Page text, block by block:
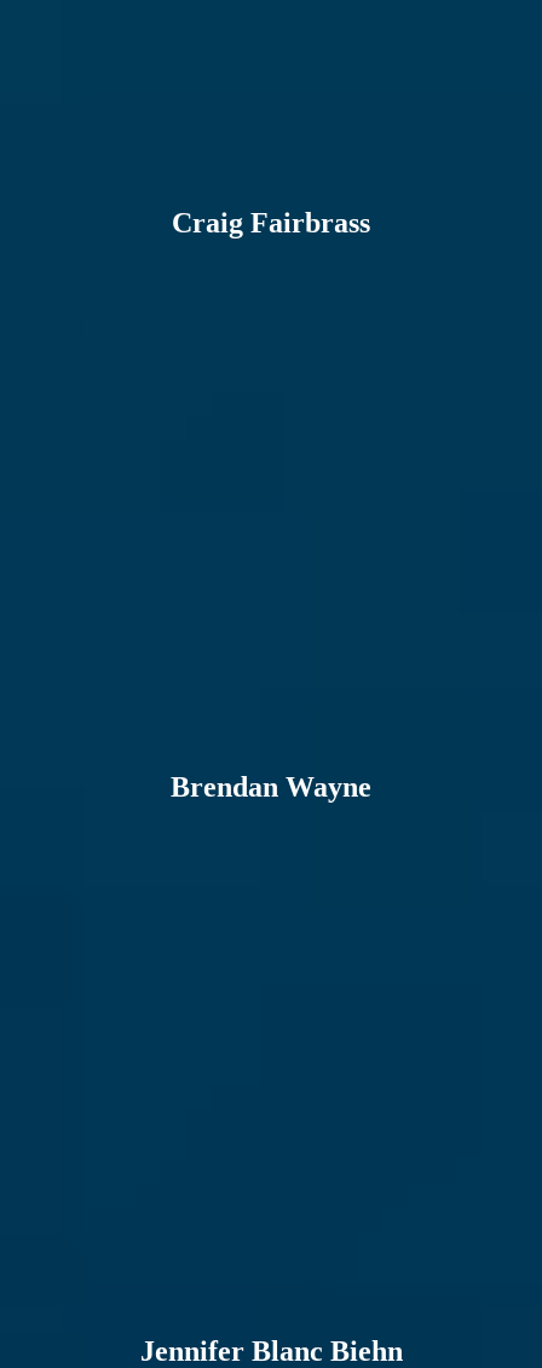
Craig Fairbrass
Brendan Wayne
Jennifer Blanc Biehn